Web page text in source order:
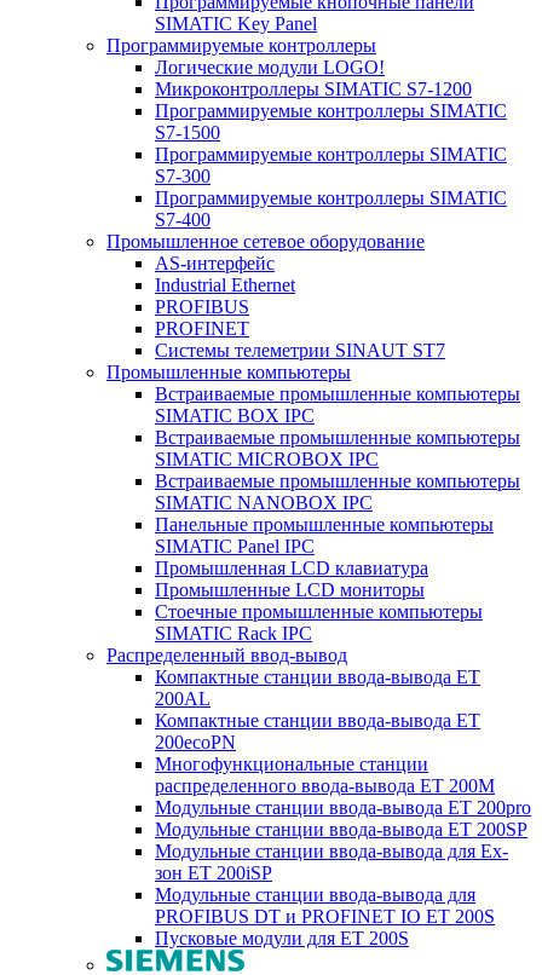
SIMATIC Key Panel
Программируемые контроллеры
Логические модули LOGO!
Микроконтроллеры SIMATIC S7-1200
Программируемые контроллеры SIMATIC
S7-1500
Программируемые контроллеры SIMATIC
S7-300
Программируемые контроллеры SIMATIC
S7-400
Промышленное сетевое оборудование
AS-интерфейс
Industrial Ethernet
PROFIBUS
PROFINET
Системы телеметрии SINAUT ST7
Промышленные компьютеры
Встраиваемые промышленные компьютеры
SIMATIC BOX IPC
Встраиваемые промышленные компьютеры
SIMATIC MICROBOX IPC
Встраиваемые промышленные компьютеры
SIMATIC NANOBOX IPC
Панельные промышленные компьютеры
SIMATIC Panel IPC
Промышленная LCD клавиатура
Промышленные LCD мониторы
Стоечные промышленные компьютеры
SIMATIC Rack IPC
Распределенный ввод-вывод
Компактные станции ввода-вывода ET
200AL
Компактные станции ввода-вывода ET
200ecoPN
Многофункциональные станции
распределенного ввода-вывода ET 200M
Модульные станции ввода-вывода ET 200pro
Модульные станции ввода-вывода ET 200SP
Модульные станции ввода-вывода для Ex-
зон ET 200iSP
Модульные станции ввода-вывода для
PROFIBUS DT и PROFINET IO ET 200S
Пусковые модули для ET 200S